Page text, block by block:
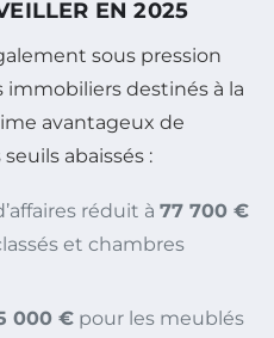
EN 2025
sous pression
immobiliers destinés à la
avantageux de
abaissés :
réduit à 77 700 €
et chambres
000 € pour les meublés